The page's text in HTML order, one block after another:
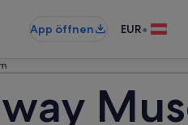
App öffnen EUR•